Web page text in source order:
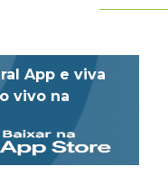
App e viva
vivo na